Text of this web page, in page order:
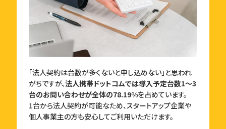
「法人契約は台数が多くないと申し込めない」と思われ
がちですが、法人携帯ドットコムでは導入予定台数1～3
台のお問い合わせが全体の78.19%を占めています。
1台から法人契約が可能なため、スタートアップ企業や
個人事業主の方も安心してご利用いただけます。